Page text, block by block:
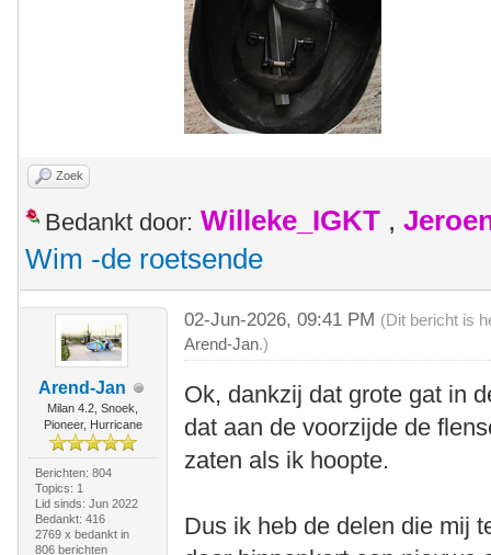
Zoek
Bedankt door: Willeke_IGKT ,
Wim -de roetsende
Arend-Jan
Milan 4.2, Snoek,
Pioneer, Hurricane
Berichten: 804
Topics: 1
Lid sinds: Jun 2022
Bedankt: 416
2769 x bedankt in
806 berichten
02-Jun-2026, 09:41 PM (Dit bericht is
Arend-Jan.)
Ok, dankzij dat grote gat in
dat aan de voorzijde de
zaten als ik hoopte.
Dus ik heb de delen die mij